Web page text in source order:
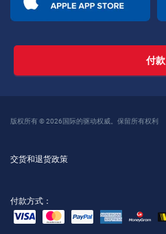
付款
版权所有 © 2026国际的驱动权威。保留所有权利
交货和退货政策
付款方式：